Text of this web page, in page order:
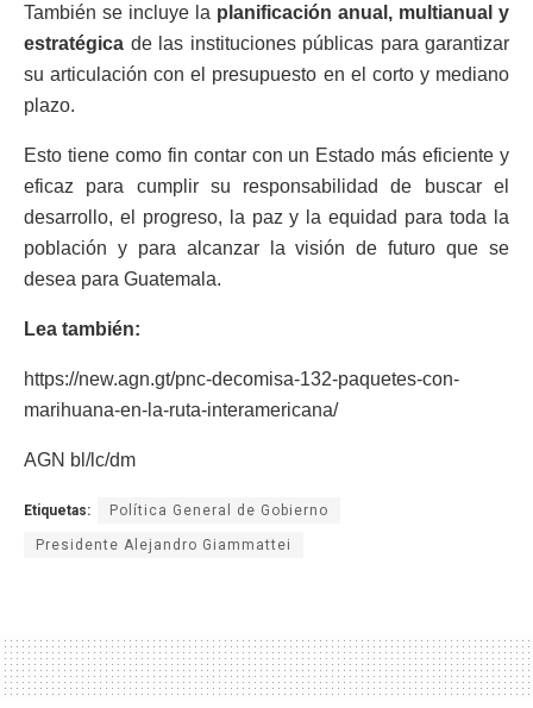
También se incluye la planificación anual, multianual y
estratégica de las instituciones públicas para garantizar
su articulación con el presupuesto en el corto y mediano
plazo.
Esto tiene como fin contar con un Estado más eficiente y
eficaz para cumplir su responsabilidad de buscar el
desarrollo, el progreso, la paz y la equidad para toda la
población y para alcanzar la visión de futuro que se
desea para Guatemala.
Lea también:
https://new.agn.gt/pnc-decomisa-132-paquetes-con-
marihuana-en-la-ruta-interamericana/
AGN bl/lc/dm
Etiquetas: Política General de Gobierno
Presidente Alejandro Giammattei